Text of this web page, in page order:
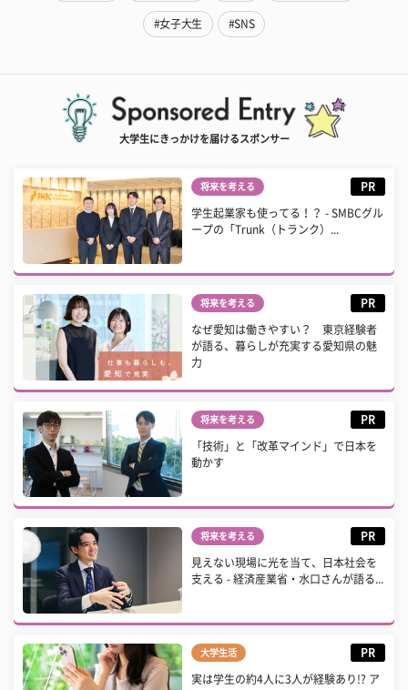
#女子大生 #SNS
大学生にきっかけを届けるスポンサー
将来を考える PR
学生起業家も使ってる！？ - SMBCグル
ープの「Trunk（トランク）...
将来を考える PR
なぜ愛知は働きやすい？ 東京経験者
が語る、暮らしが充実する愛知県の魅
力
将来を考える PR
「技術」と「改革マインド」で日本を
動かす
将来を考える PR
見えない現場に光を当て、日本社会を
支える - 経済産業省・水口さんが語る...
大学生活 PR
実は学生の約4人に3人が経験あり!? ア